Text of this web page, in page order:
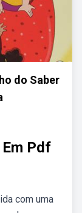
do Saber
Pdf
com uma